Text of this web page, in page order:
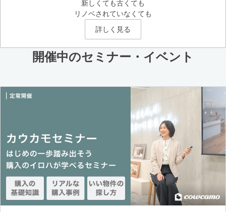
新しくても古くても
リノベされていなくても
詳しく見る
開催中のセミナー・イベント